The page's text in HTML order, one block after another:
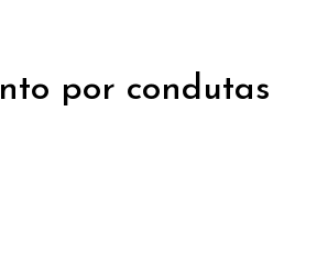
por condutas